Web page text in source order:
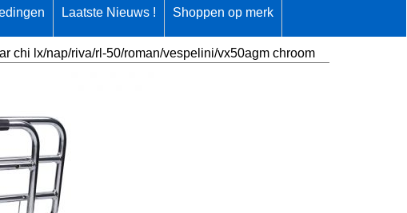
Laatste Nieuws ! Shoppen op merk
chi lx/nap/riva/rl-50/roman/vespelini/vx50agm chroom